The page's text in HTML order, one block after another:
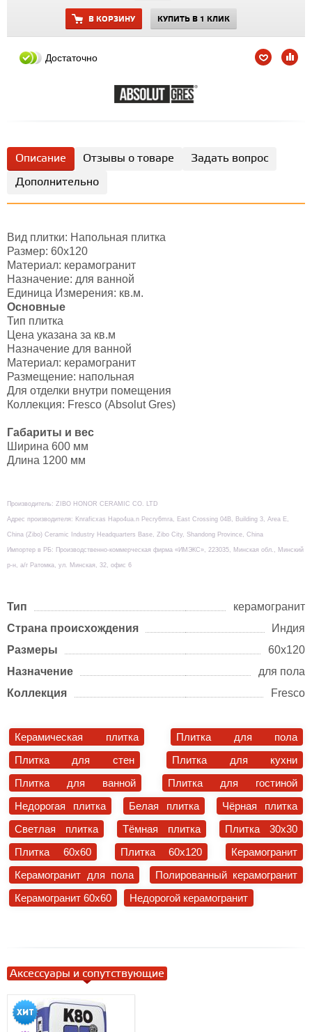
В КОРЗИНУ КУПИТЬ В 1 КЛИК
Достаточно
Описание Отзывы о товаре
Задать вопрос
Дополнительно
Вид плитки: Напольная плитка
Размер: 60x120
Материал: керамогранит
Назначение: для ванной
Единица Измерения: кв.м.
Основные
Тип плитка
Цена указана за кв.м
Назначение для ванной
Материал: керамогранит
Размещение: напольная
Для отделки внутри помещения
Коллекция: Fresco (Absolut Gres)
Габариты и вес
Ширина 600 мм
Длина 1200 мм
Производитель: ZIBO HONOR CERAMIC CO. LTD
Адрес производителя: Knraficxas Hapo4ua.n Pecry6mra, East Crossing 04B, Building 3, Area E,
China (Zibo) Ceramic Industry Headquarters Base, Zibo City, Shandong Province, China
Импортер в РБ: Производственно-коммерческая фирма «ИМЭКС», 223035, Минская обл., Минский
р-н, а/г Ратомка, ул. Минская, 32, офис 6
Тип
керамогранит
Страна происхождения
Индия
Размеры
60x120
Назначение
для пола
Коллекция
Fresco
Керамическая плитка
Плитка для пола
Плитка для стен
Плитка для кухни
Плитка для ванной
Плитка для гостиной
Недорогая плитка
Белая плитка
Чёрная плитка
Светлая плитка
Тёмная плитка
Плитка 30x30
Плитка 60x60
Плитка 60x120
Керамогранит
Керамогранит для пола
Полированный керамогранит
Керамогранит 60x60
Недорогой керамогранит
Аксессуары и сопутствующие